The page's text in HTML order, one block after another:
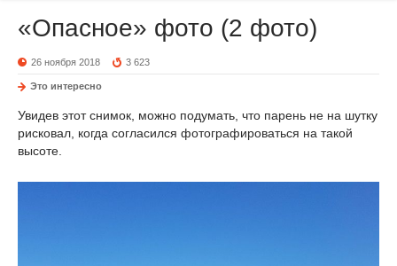
«Опасное» фото (2 фото)
26 ноября 2018 3 623
Это интересно
Увидев этот снимок, можно подумать, что парень не на шутку
рисковал, когда согласился фотографироваться на такой
высоте.